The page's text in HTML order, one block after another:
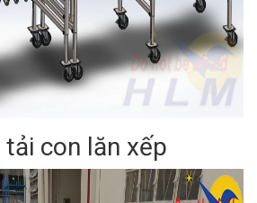
tải con lăn xếp